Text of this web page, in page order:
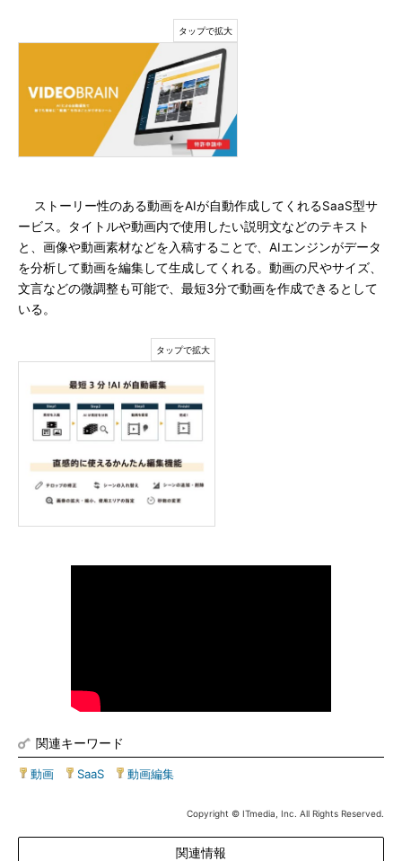
ストーリー性のある動画をAIが自動作成してくれるSaaS型サ
ービス。タイトルや動画内で使用したい説明文などのテキスト
と、画像や動画素材などを入稿することで、AIエンジンがデータ
を分析して動画を編集して生成してくれる。動画の尺やサイズ、
文言などの微調整も可能で、最短3分で動画を作成できるとして
いる。
関連キーワード
動画 SaaS 動画編集
Copyright © ITmedia, Inc. All Rights Reserved.
関連情報